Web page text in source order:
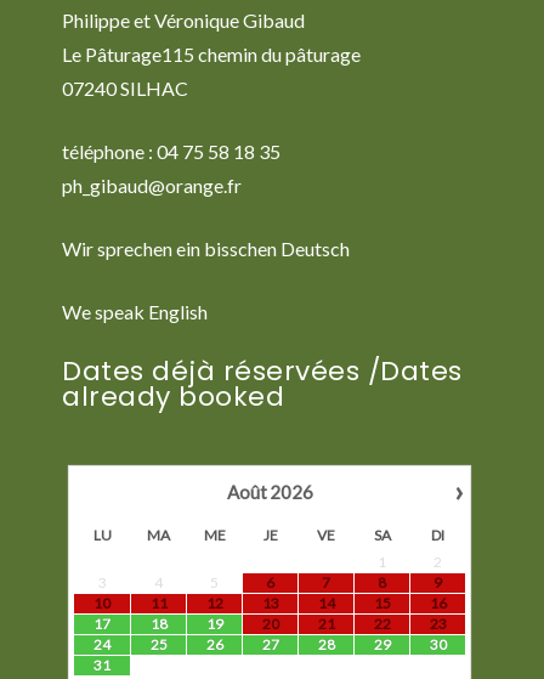
Philippe et Véronique Gibaud
Le Pâturage115 chemin du pâturage
07240 SILHAC
téléphone : 04 75 58 18 35
ph_gibaud@orange.fr
Wir sprechen ein bisschen Deutsch
We speak English
Dates déjà réservées /Dates
already booked
›
Août2026
LU MA ME JE VE SA
DI
1
2
3
4 5 6 7 8
9
10
11 12 13 14 15
16
17
18 19 20 21 22
23
24
25 26 27 28 29
30
31